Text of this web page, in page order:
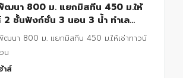
ฒนา 800 ม. แยกมิสทีน 450 ม.ให้
2 ชั้นฟังก์ชั่น 3 นอน 3 น้ำ ทำเล
ำแหง
ฒนา 800 ม. แยกมิสทีน 450 ม.ให้เช่าทาวน์
น
าส์